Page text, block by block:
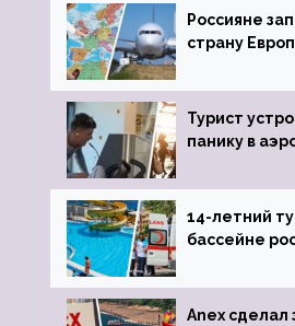
Россияне
страну
виз
Турист
панику в
задержке
14-летний
бассейне
Anex сделал